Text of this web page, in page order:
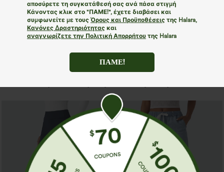
αποσύρετε τη συγκατάθεσή σας ανά πάσα στιγμή
Κάνοντας κλικ στο "ΠΑΜΕ!", έχετε διαβάσει και
συμφωνείτε με τους Όρους και Προϋποθέσεις της Halara,
Κανόνες Δραστηριότητας και
αναγνωρίζετε την Πολιτική Απορρήτου της Halara
ΠΑΜΕ!
Περισσότερες αγορές